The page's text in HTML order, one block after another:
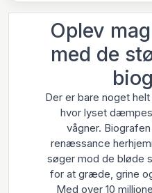
Oplev
med de
Der er bare noget
hvor lyset
vågner.
renæssance
søger mod de bløde
for at græde, grine
Med over 10